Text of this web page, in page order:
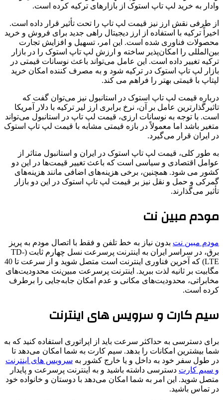
وادار به خرید لپ تاپ استوک از بازارهای ترکیه کرده است.
از طرفی نقش ارز نیز قیمت لپ تاپ را تحت تأثیر قرار داده است.
اخیراً ترکیه با استفاده از ارز دیجیتال راهی جدید برای فروش و خرید
محصولات فناوری شده است. این امر، تسهیل و افزایش تجارت
بین‌المللی را امکان‌پذیر ساخته و ارزش لپ تاپ استوک را در بازار
ترکیه تغییر داده است. این عامل می‌تواند باعث نوسانات قیمتی در
بازار لپ تاپ استوک در ترکیه شود و به مصرف کننده امکان خرید
لپتاپ با قیمتی بهتر را فراهم می کند.
درباره قیمت لپ تاپ استوک در استانبول نیز می‌توان گفت که
تاثیرگذارترین عامل بر آن، نرخ برابری ارز لیر ترکیه با دلار آمریکا
است. با توجه به نوسانات ارزی، قیمت لپ تاپ در استانبول می‌تواند
متغیر باشد اما معمولاً در بازه قیمتی مشابه با قیمت لپ تاپ استوک
در ایران قرار می‌گیرد.
به طور کلی، قیمت لپ تاپ استوک در ایران و استانبول متاثر از
عوامل اقتصادی و سیاسی است که باعث تغییر قیمت‌ها در این دو
کشور می‌ شود. همچنین، برخی هزینه‌های اضافی مانند هزینه‌های
گمرکی و حمل و نقل نیز بر قیمت لپ تاپ استوک در این دو بازار
تأثیر می‌گذارند.
مودم مبین نت
مودم مبین نت بدون نیاز به خط تلفن و فقط با اتصال مودم به پریز
برق، در سراسر ایران به اینترنت پرسرعت نسل چهارم ثابت (TD-
LTE) که آخرین فناوری اینترنت است متصل شوید و از سرعت تا 40
مگابیت بر ثانیه لذت ببرید. اینترنت پرسرعت مبین‌نت محدودیت‌های
مخابراتی، محدودیت‌های مکانی و عدم امکان جابه‌جایی را برطرف
کرده است.
سیم کارت و سرویس های اینترنت
برای دسترسی به حداکثر سرعت باید از اپراتوری استفاده کنید که به
شما بیشترین امکانات را بدهد. سیم کارت به شما امکان می‌دهد تا
در طول سفر خود به داخل و یا خارج کشور به سرویس های اینترنت
و سیم کارت دسترسی داشته باشید و به اینترنت پرسرعت و پایدار
متصل شوید. این امر به شما امکان می‌دهد با دوستان و خانواده خود
در تماس باشید.